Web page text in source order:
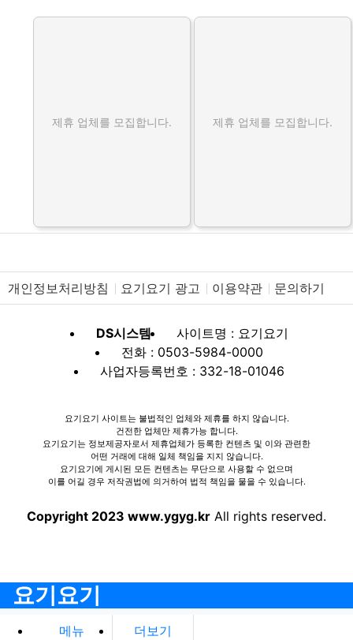
제휴 업체를 모집합니다. 제휴 업체를 모집합니다.
개인정보처리방침 요기요기 광고 이용약관 문의하기
DS시스템
사이트명 : 요기요기
전화 : 0503-5984-0000
사업자등록번호 : 332-18-01046
요기요기 사이트는 불법적인 업체와 제휴를 하지 않습니다.
건전한 업체만 제휴가능 합니다.
요기요기는 정보제공자로서 제휴업체가 등록한 컨텐츠 및 이와 관련한
어떤 거래에 대해 일체 책임을 지지 않습니다.
요기요기에 게시된 모든 컨텐츠는 무단으로 사용할 수 없으며
이를 어길 경우 저작권법에 의거하여 법적 책임을 물을 수 있습니다.
Copyright 2023 www.ygyg.kr All rights reserved.
요기요기
메뉴 더보기